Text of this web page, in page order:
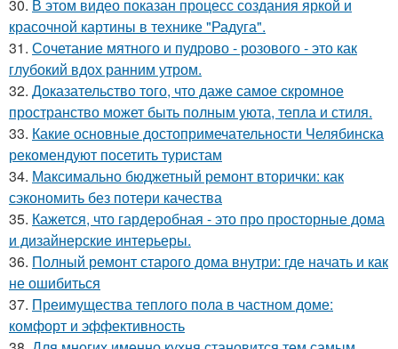
30. В этом видео показан процесс создания яркой и
красочной картины в технике "Радуга".
31. Сочетание мятного и пудрово - розового - это как
глубокий вдох ранним утром.
32. Доказательство того, что даже самое скромное
пространство может быть полным уюта, тепла и стиля.
33. Какие основные достопримечательности Челябинска
рекомендуют посетить туристам
34. Максимально бюджетный ремонт вторички: как
сэкономить без потери качества
35. Кажется, что гардеробная - это про просторные дома
и дизайнерские интерьеры.
36. Полный ремонт старого дома внутри: где начать и как
не ошибиться
37. Преимущества теплого пола в частном доме:
комфорт и эффективность